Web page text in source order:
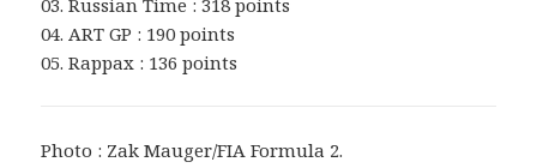
03. Russian Time : 318 points
04. ART GP : 190 points
05. Rappax : 136 points
Photo : Zak Mauger/FIA Formula 2.